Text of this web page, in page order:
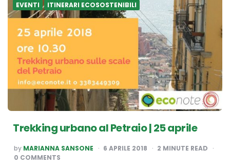
EVENTI ITINERARI ECOSOSTENIBILI
Trekking urbano al Petraio | 25 aprile
POSTED
BY
by MARIANNA SANSONE 6 APRILE 2018 2 MINUTE READ
0 COMMENTS